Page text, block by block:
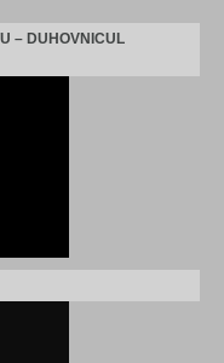
– DUHOVNICUL